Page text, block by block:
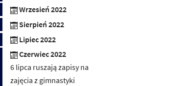
Wrzesień 2022
Sierpień 2022
Lipiec 2022
Czerwiec 2022
6 lipca ruszają zapisy na
zajęcia z gimnastyki